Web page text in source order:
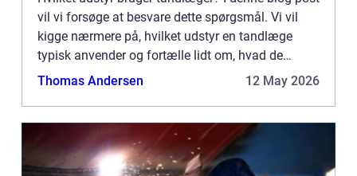
vil vi forsøge at besvare dette spørgsmål. Vi vil
kigge nærmere på, hvilket udstyr en tandlæge
typisk anvender og fortælle lidt om, hvad de
forskellige lyde betyder. Vi vil også give et overblik
Thomas Andersen 12 May 2026